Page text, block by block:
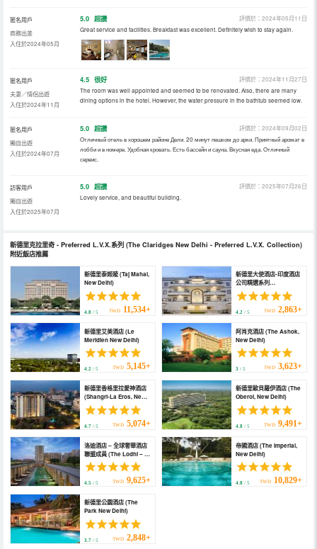
匿名用戶
商務出差
入住於2024年05月
5.0 超讚
評價於：2024年05月11日
Great service and facilities. Breakfast was excellent. Definitely wish to stay again.
匿名用戶
夫妻／情侶出遊
入住於2024年11月
4.5 很好
評價於：2024年11月27日
The room was well appointed and seemed to be renovated. Also, there are many
dining options in the hotel. However, the water pressure in the bathtub seemed low.
匿名用戶
獨自出遊
入住於2024年07月
5.0 超讚
評價於：2024年09月02日
Отличный отель в хорошем районе Дели. 20 минут пешком до арки. Приятный аромат в
лобби и в номере. Удобная кровать. Есть бассейн и сауна. Вкусная еда. Отличный
сервис.
訪客用戶
獨自出遊
入住於2025年07月
5.0 超讚
評價於：2025年07月26日
Lovely service, and beautiful building.
新德里克拉里奇 - Preferred L.V.X.系列 (The Claridges New Delhi - Preferred L.V.X. Collection)
附近飯店推薦
新德里泰姬陵 (Taj Mahal,
New Delhi)
4.8 / 5 TWD 11,534+
新德里大使酒店-印度酒店
公司精選系列
(Ambassador, New
Delhi - Ihcl SeleQtions)
4.2/ 5 TWD 2,863+
新德里艾美酒店 (Le
Meridien New Delhi)
4.2 / 5 TWD 5,145+
阿肖克酒店 (The Ashok,
New Delhi)
3/ 5 TWD 3,623+
新德里香格里拉愛神酒店
(Shangri-La Eros, New
Delhi)
4.7 / 5 TWD 5,074+
新德里歐貝羅伊酒店 (The
Oberoi, New Delhi)
4.8/ 5 TWD 9,491+
洛迪酒店 – 全球奢華酒店
聯盟成員 (The Lodhi – A
Member of the Leading
Hotels of the World)
4.5 / 5 TWD 9,625+
帝國酒店 (The Imperial,
New Delhi)
4.8/ 5 TWD 10,829+
新德里公園酒店 (The
Park New Delhi)
3.7 / 5 TWD 2,848+